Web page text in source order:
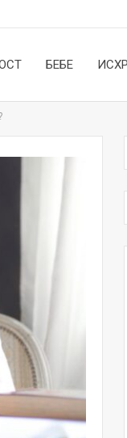
БЕБЕ
евра во
на децата